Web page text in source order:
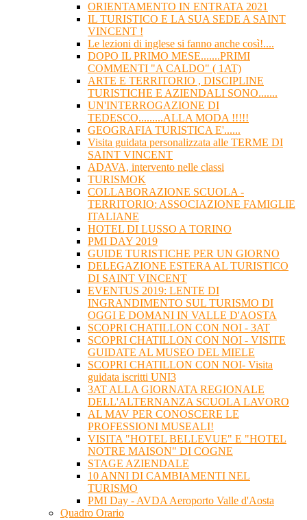
ORIENTAMENTO IN ENTRATA 2021
IL TURISTICO E LA SUA SEDE A SAINT
VINCENT !
Le lezioni di inglese si fanno anche così!....
DOPO IL PRIMO MESE.......PRIMI
COMMENTI "A CALDO" ( 1AT)
ARTE E TERRITORIO , DISCIPLINE
TURISTICHE E AZIENDALI SONO.......
UN'INTERROGAZIONE DI
TEDESCO.........ALLA MODA !!!!!
GEOGRAFIA TURISTICA E'......
Visita guidata personalizzata alle TERME DI
SAINT VINCENT
ADAVA, intervento nelle classi
TURISMOK
COLLABORAZIONE SCUOLA -
TERRITORIO: ASSOCIAZIONE FAMIGLIE
ITALIANE
HOTEL DI LUSSO A TORINO
PMI DAY 2019
GUIDE TURISTICHE PER UN GIORNO
DELEGAZIONE ESTERA AL TURISTICO
DI SAINT VINCENT
EVENTUS 2019: LENTE DI
INGRANDIMENTO SUL TURISMO DI
OGGI E DOMANI IN VALLE D'AOSTA
SCOPRI CHATILLON CON NOI - 3AT
SCOPRI CHATILLON CON NOI - VISITE
GUIDATE AL MUSEO DEL MIELE
SCOPRI CHATILLON CON NOI- Visita
guidata iscritti UNI3
3AT ALLA GIORNATA REGIONALE
DELL'ALTERNANZA SCUOLA LAVORO
AL MAV PER CONOSCERE LE
PROFESSIONI MUSEALI!
VISITA "HOTEL BELLEVUE" E "HOTEL
NOTRE MAISON" DI COGNE
STAGE AZIENDALE
10 ANNI DI CAMBIAMENTI NEL
TURISMO
PMI Day - AVDA Aeroporto Valle d'Aosta
Quadro Orario